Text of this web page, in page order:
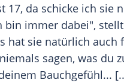
17, da schicke ich sie
bin immer dabei",
hat sie natürlich auch
sagen, was du
Bauchgefühl...